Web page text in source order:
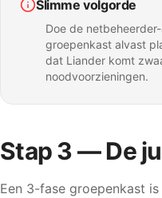
Slimme volgorde
Doe de
groepenkast alvast
dat Liander komt
noodvoorzieningen.
Stap 3 — De
Een 3-fase groepenkast